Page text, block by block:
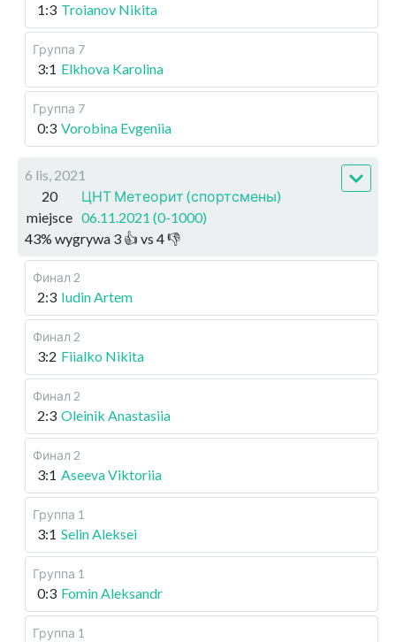
1:3 Troianov Nikita
Группа 7
3:1 Elkhova Karolina
Группа 7
0:3 Vorobina Evgeniia
6 lis, 2021
20
miejsce
ЦНТ Метеорит (спортсмены)
06.11.2021 (0-1000)
43% wygrywa 3 👍 vs 4👎
Финал 2
2:3 Iudin Artem
Финал 2
3:2 Fiialko Nikita
Финал 2
2:3 Oleinik Anastasiia
Финал 2
3:1 Aseeva Viktoriia
Группа 1
3:1 Selin Aleksei
Группа 1
0:3 Fomin Aleksandr
Группа 1